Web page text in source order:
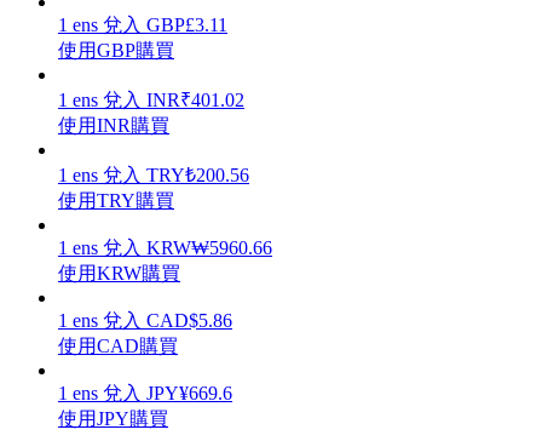
一鍵質押鎖定高收益
1 ens 兌入 GBP£3.11
使用GBP購買
1 ens 兌入 INR₹401.02
使用INR購買
1 ens 兌入 TRY₺200.56
使用TRY購買
1 ens 兌入 KRW₩5960.66
使用KRW購買
1 ens 兌入 CAD$5.86
使用CAD購買
1 ens 兌入 JPY¥669.6
使用JPY購買